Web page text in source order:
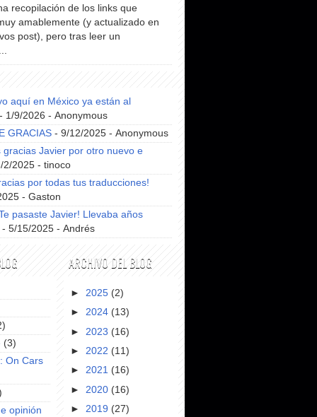
recopilación de los links que
amablemente (y actualizado en
post), pero tras leer un
aquí en México ya están al
1/9/2026 - Anonymous
GRACIAS - 9/12/2025 - Anonymous
gracias Javier por otro nuevo e
2025 - tinoco
por todas tus traducciones!
- Gaston
pasaste Javier! Llevaba años
- 5/15/2025 - Andrés
(3)
On Cars
opinión
ARCHIVO DEL BLOG
► 2025 (2)
► 2024 (13)
► 2023 (16)
► 2022 (11)
► 2021 (16)
► 2020 (16)
► 2019 (27)